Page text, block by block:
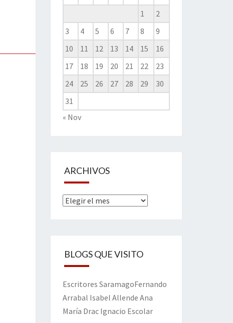
1
2
3
4 5 6 7 8
9
10
11 12 13 14 15
16
17
18 19 20 21 22
23
24
25 26 27 28 29
30
31
« Nov
ARCHIVOS
Archivos
BLOGS QUE VISITO
Escritores SaramagoFernando
Arrabal Isabel Allende Ana
María Drac Ignacio Escolar